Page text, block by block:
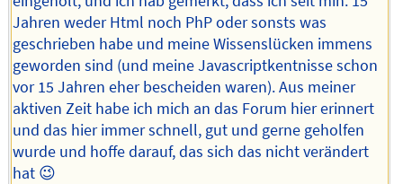
Jahren weder Html noch PhP oder sonsts was
geschrieben habe und meine Wissenslücken immens
geworden sind (und meine Javascriptkentnisse schon
vor 15 Jahren eher bescheiden waren). Aus meiner
aktiven Zeit habe ich mich an das Forum hier erinnert
und das hier immer schnell, gut und gerne geholfen
wurde und hoffe darauf, das sich das nicht verändert
hat 😉